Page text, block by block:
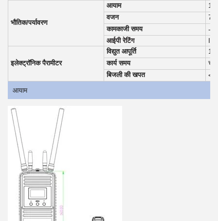
भौतिक/पर्यावरण
आयाम
वजन
कामकाजी समय
-20
आईपी रेटिंग
इलेक्ट्रॉनिक पैरामीटर
विद्युत आपूर्ति
कार्य समय
बिजली की खपत
आयाम